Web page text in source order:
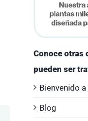
Conoce otras
pueden ser
Bienvenido
Blog